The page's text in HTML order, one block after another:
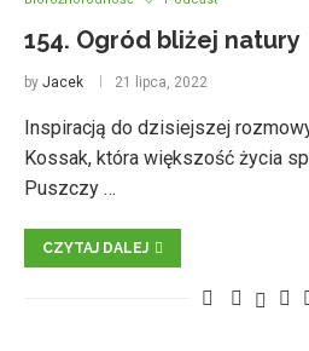
154. Ogród bliżej natury
by Jacek 21 lipca, 2022
Inspiracją do dzisiejszej
Kossak, która większość życia
Puszczy …
CZYTAJ DALEJ